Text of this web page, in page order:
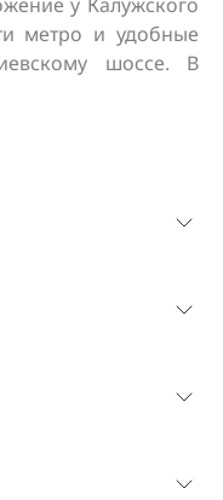
метро и удобные
шоссе. В